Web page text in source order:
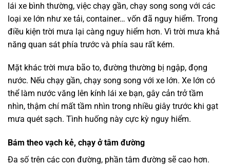
lái xe bình thường, việc chạy gần, chạy song song với các
loại xe lớn như xe tải, container… vốn đã nguy hiểm. Trong
điều kiện trời mưa lại càng nguy hiểm hơn. Vì trời mưa khả
năng quan sát phía trước và phía sau rất kém.
Mặt khác trời mưa bão to, đường thường bị ngập, đọng
nước. Nếu chạy gần, chạy song song với xe lớn. Xe lớn có
thể làm nước văng lên kính lái xe bạn, gây cản trở tầm
nhìn, thậm chí mất tầm nhìn trong nhiều giây trước khi gạt
mưa quét sạch. Tình huống này cực kỳ nguy hiểm.
Bám theo vạch kẻ, chạy ở tâm đường
Đa số trên các con đường, phần tâm đường sẽ cao hơn.